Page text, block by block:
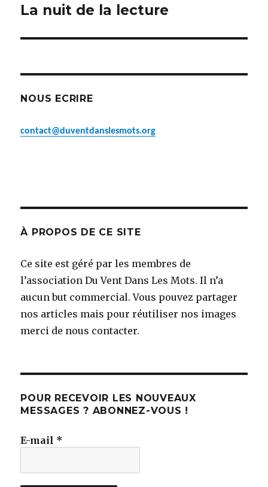
Article
La nuit de la lecture
NOUS ECRIRE
contact@duventdanslesmots.org
À PROPOS DE CE SITE
Ce site est géré par les membres de
l’association Du Vent Dans Les Mots. Il n’a
aucun but commercial. Vous pouvez partager
nos articles mais pour réutiliser nos images
merci de nous contacter.
POUR RECEVOIR LES NOUVEAUX
MESSAGES ? ABONNEZ-VOUS !
E-mail *